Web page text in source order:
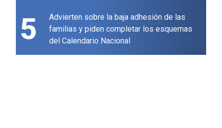
5
Advierten sobre la baja adhesión de las
familias y piden completar los esquemas
del Calendario Nacional